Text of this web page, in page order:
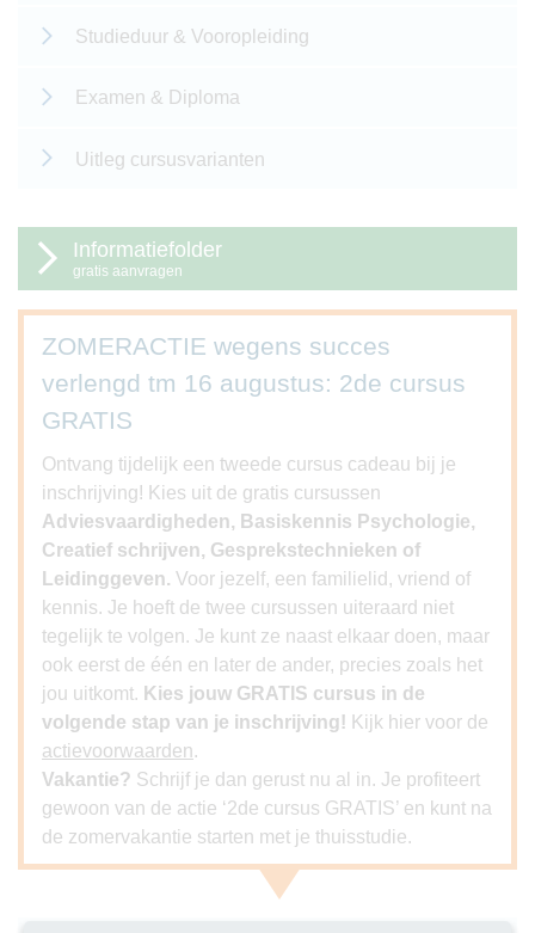
Studieduur & Vooropleiding
Examen & Diploma
Uitleg cursusvarianten
Informatiefolder
gratis aanvragen
ZOMERACTIE wegens succes
verlengd tm 16 augustus: 2de cursus
GRATIS
Ontvang tijdelijk een tweede cursus cadeau bij je
inschrijving! Kies uit de gratis cursussen
Adviesvaardigheden, Basiskennis Psychologie,
Creatief schrijven, Gesprekstechnieken of
Leidinggeven. Voor jezelf, een familielid, vriend of
kennis. Je hoeft de twee cursussen uiteraard niet
tegelijk te volgen. Je kunt ze naast elkaar doen, maar
ook eerst de één en later de ander, precies zoals het
jou uitkomt. Kies jouw GRATIS cursus in de
volgende stap van je inschrijving! Kijk hier voor de
actievoorwaarden.
Vakantie? Schrijf je dan gerust nu al in. Je profiteert
gewoon van de actie ‘2de cursus GRATIS’ en kunt na
de zomervakantie starten met je thuisstudie.